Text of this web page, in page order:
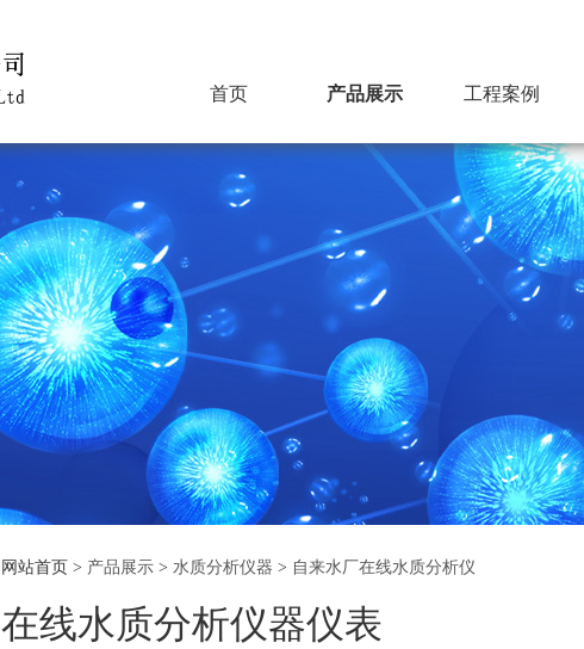
首页 产品展示 工程案例
网站首页 > 产品展示> 水质分析仪器 > 自来水厂在线水质分析仪
在线水质分析仪器仪表